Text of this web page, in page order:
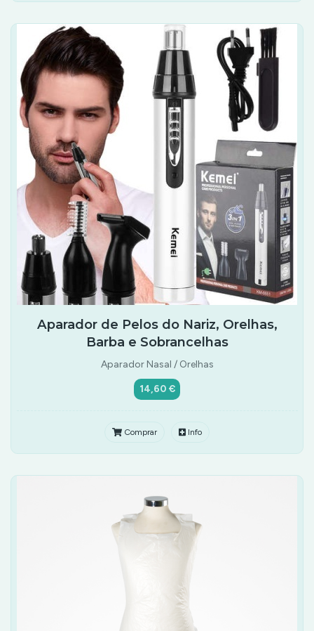
Aparador de Pelos do Nariz, Orelhas,
Barba e Sobrancelhas
Aparador Nasal / Orelhas
14,60 €
Comprar Info